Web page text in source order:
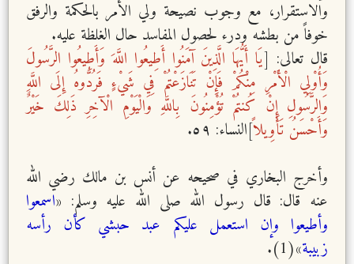
والاستقرار، مع وجوب نصيحة ولي الأمر بالحكمة والرفق
خوفاً من بطشه ودرء لحصول المفاسد حال الغلظة عليه.
قال تعالى: [يَا أَيُّهَا الَّذِينَ آمَنُوا أَطِيعُوا اللَّهَ وَأَطِيعُوا الرَّسُولَ
وَأُوْلِي الْأَمْرِ مِنْكُمْ فَإِنْ تَنَازَعْتُمْ فِي شَيْءٍ فَرُدُّوهُ إِلَى اللَّهِ
وَالرَّسُولِ إِنْ كُنتُمْ تُؤْمِنُونَ بِاللَّهِ وَالْيَوْمِ الْآخِرِ ذَلِكَ خَيْرٌ
وَأَحْسَنُ تَأْوِيلاً]النساء: ٥٩.
وأخرج البخاري في صحيحه عن أنس بن مالك رضي الله
عنه قال: قال رسول الله صلى الله عليه وسلم: «اسمعوا
وأطيعوا وإن استعمل عليكم عبد حبشي كأن رأسه
زبيبة»(1).